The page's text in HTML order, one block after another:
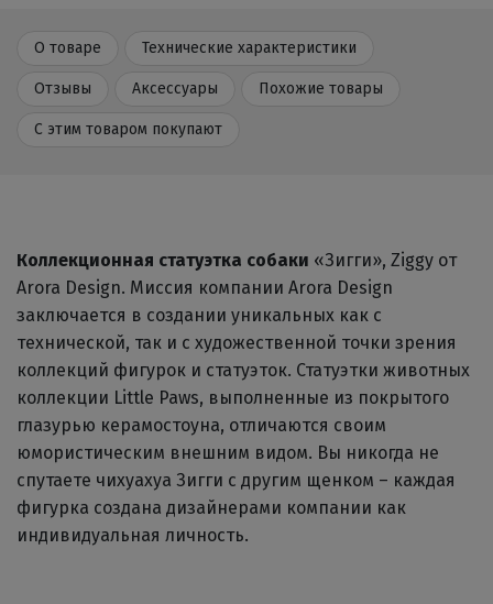
О товаре Технические характеристики
Отзывы Аксессуары Похожие товары
С этим товаром покупают
Коллекционная статуэтка собаки «Зигги», Ziggy от
Arora Design. Миссия компании Arora Design
заключается в создании уникальных как с
технической, так и с художественной точки зрения
коллекций фигурок и статуэток. Статуэтки животных
коллекции Little Paws, выполненные из покрытого
глазурью керамостоуна, отличаются своим
юмористическим внешним видом. Вы никогда не
спутаете чихуахуа Зигги с другим щенком – каждая
фигурка создана дизайнерами компании как
индивидуальная личность.